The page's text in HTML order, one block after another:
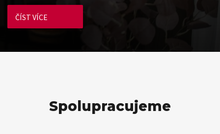
ČÍST VÍCE
Spolupracujeme